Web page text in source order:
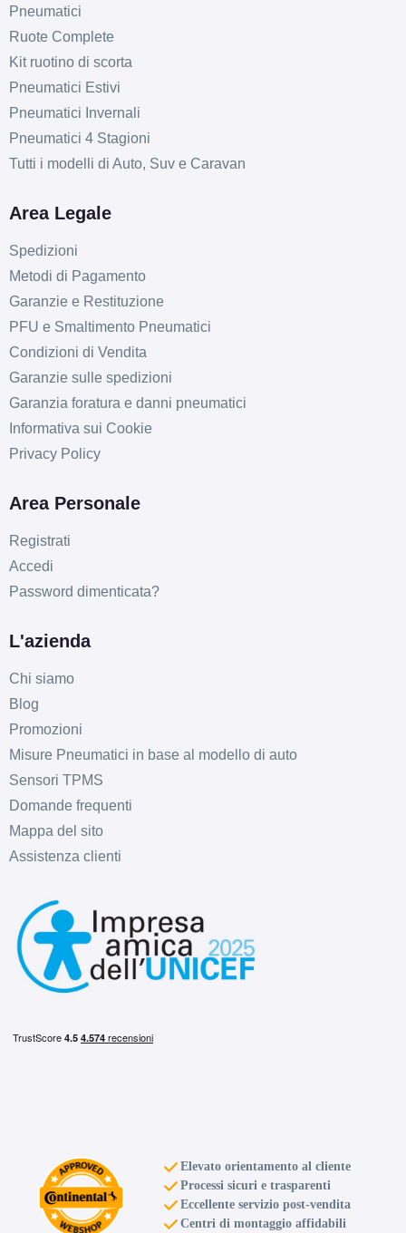
Pneumatici
Ruote Complete
Kit ruotino di scorta
Pneumatici Estivi
Pneumatici Invernali
Pneumatici 4 Stagioni
Tutti i modelli di Auto, Suv e Caravan
Area Legale
Spedizioni
Metodi di Pagamento
Garanzie e Restituzione
PFU e Smaltimento Pneumatici
Condizioni di Vendita
Garanzie sulle spedizioni
Garanzia foratura e danni pneumatici
Informativa sui Cookie
Privacy Policy
Area Personale
Registrati
Accedi
Password dimenticata?
L'azienda
Chi siamo
Blog
Promozioni
Misure Pneumatici in base al modello di auto
Sensori TPMS
Domande frequenti
Mappa del sito
Assistenza clienti
Elevato orientamento al cliente
Processi sicuri e trasparenti
Eccellente servizio post-vendita
Centri di montaggio affidabili